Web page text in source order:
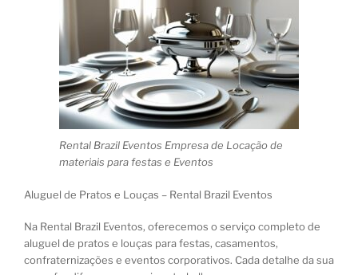
Rental Brazil Eventos Empresa de Locação de
materiais para festas e Eventos
Aluguel de Pratos e Louças – Rental Brazil Eventos
Na Rental Brazil Eventos, oferecemos o serviço completo de
aluguel de pratos e louças para festas, casamentos,
confraternizações e eventos corporativos. Cada detalhe da sua